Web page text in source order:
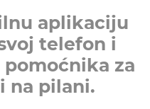
aplikaciju
telefon i
za
na pilani.